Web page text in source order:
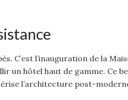
C’est l’inauguration de la
un hôtel haut de gamme. Ce
l’architecture post-